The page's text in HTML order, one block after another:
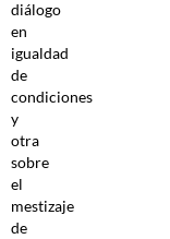
diálogo
en
igualdad
de
condiciones
y
otra
sobre
el
mestizaje
de